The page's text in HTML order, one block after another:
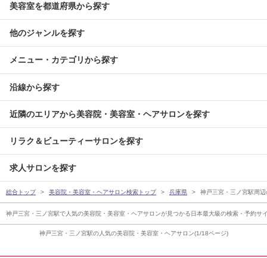
神戸三宮・三ノ宮駅の人気の美容院・美容室・ヘアサロン(1/18ページ)
美容室を都道府県から探す
他のジャンルを探す
メニュー・カテゴリから探す
沿線から探す
近隣のエリアから美容院・美容室・ヘアサロンを探す
リラク＆ビューティーサロンを探す
求人サロンを探す
総合トップ 美容院・美容室・ヘアサロン検索トップ 兵庫県 神戸三宮・三ノ宮駅周
神戸三宮・三ノ宮駅で人気の美容院・美容室・ヘアサロンが見つかる日本最大級の検索・予約